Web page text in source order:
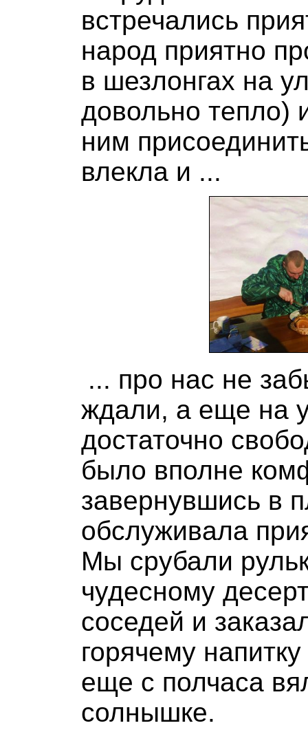
встречались
народ приятно
в шезлонгах на
довольно тепло)
ним
влекла и ...
... про нас не
ждали, а еще на
достаточно
было вполне
завернувшись в
обслуживала
Мы срубали
чудесному
соседей и
горячему
еще с полчаса
солнышке.